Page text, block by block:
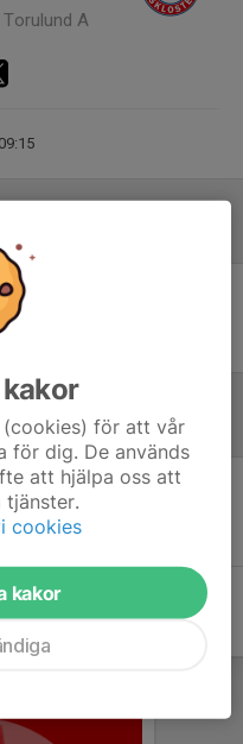
Torulund A
ifylld
för att vår
för dig. De används
att hjälpa oss att
cookies
kakor